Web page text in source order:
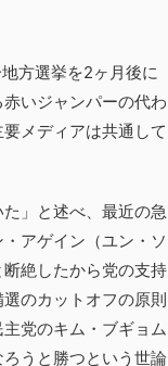
方選挙を2ヶ月後に
いジャンパーの代わ
メディアは共通して
」と述べ、最近の急
アゲイン（ユン・ソ
絶したから党の支持
のカットオフの原則
党のキム・ブギョム
うと勝つという世論